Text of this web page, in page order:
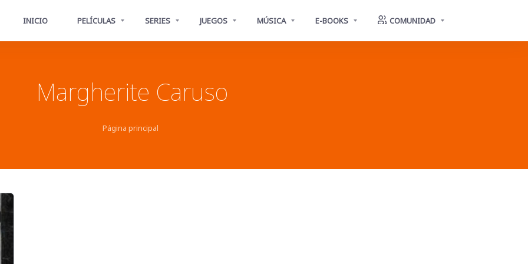
INICIO PELÍCULAS SERIES JUEGOS MÚSICA E-BOOKS COMUNIDAD
Margherite Caruso
Página principal